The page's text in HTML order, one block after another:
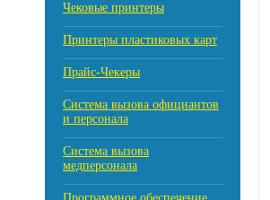
Чековые принтеры
Принтеры пластиковых карт
Прайс-Чекеры
Cистема вызова официантов
и персонала
Система вызова
медперсонала